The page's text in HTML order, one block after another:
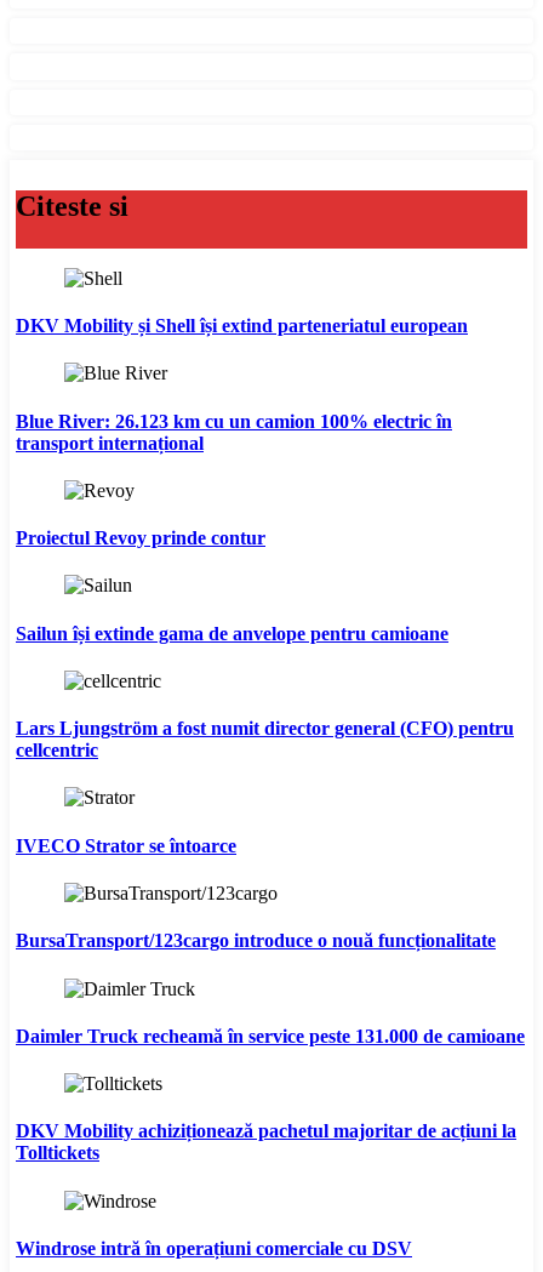
Citeste si
DKV Mobility și Shell își extind parteneriatul european
Blue River: 26.123 km cu un camion 100% electric în
transport internațional
Proiectul Revoy prinde contur
Sailun își extinde gama de anvelope pentru camioane
Lars Ljungström a fost numit director general (CFO) pentru
cellcentric
IVECO Strator se întoarce
BursaTransport/123cargo introduce o nouă funcționalitate
Daimler Truck recheamă în service peste 131.000 de camioane
DKV Mobility achiziționează pachetul majoritar de acțiuni la
Tolltickets
Windrose intră în operațiuni comerciale cu DSV